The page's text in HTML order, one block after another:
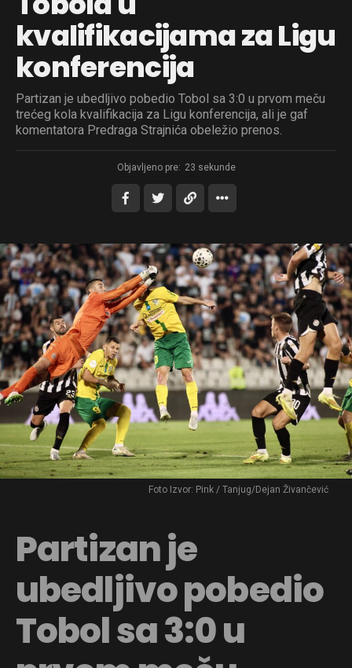
kvalifikacijama za Ligu
konferencija
Partizan je ubedljivo pobedio Tobol sa 3:0 u prvom meču
trećeg kola kvalifikacija za Ligu konferencija, ali je gaf
komentatora Predraga Strajnića obeležio prenos.
Objavljeno pre: 23 sekunde
Foto Izvor: Pink / Tanjug/Dejan Živančević
Partizan je
ubedljivo pobedio
Tobol sa 3:0 u